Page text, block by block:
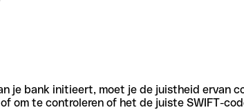
je bank initieert, moet je de juistheid
om te controleren of het de juiste SWIFT-